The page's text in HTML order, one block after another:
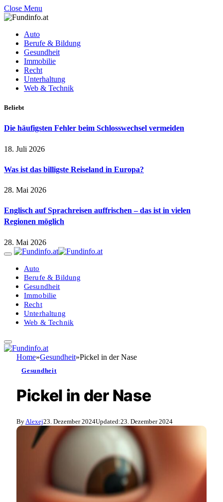
Close Menu
Auto
Berufe & Bildung
Gesundheit
Immobilie
Recht
Unterhaltung
Web & Technik
Beliebt
Die häufigsten Fehler beim Schlosswechsel vermeiden
18. Juli 2026
Was ist das billigste Reiseland in Europa?
28. Mai 2026
Englisch auf Sprachreisen auffrischen – das ist in vielen
Regionen möglich
28. Mai 2026
Auto
Berufe & Bildung
Gesundheit
Immobilie
Recht
Unterhaltung
Web & Technik
Home»Gesundheit»Pickel in der Nase
Gesundheit
Pickel in der Nase
By Alexej23. Dezember 2024Updated:23. Dezember 2024